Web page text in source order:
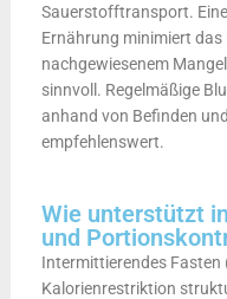
Sauerstofftransport.
Ernährung minimiert das
nachgewiesenem
sinnvoll. Regelmäßige
anhand von Befinden
empfehlenswert.
Wie unterstützt
und
Intermittierendes Fasten
Kalorienrestriktion